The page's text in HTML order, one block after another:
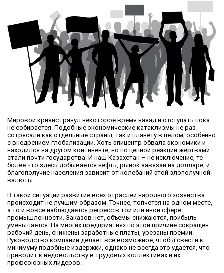
Мировой кризис грянул некоторое время назад и отступать пока
не собирается. Подобные экономические катаклизмы не раз
сотрясали как отдельные страны, так и планету в целом, особенно
с внедрением глобализации. Хоть эпицентр обвала экономики и
находился на другом континенте, но по цепной реакции жертвами
стали почти государства. И наш Казахстан – не исключение, те
более что здесь добывается нефть, рынок завязан на долларе, и
благополучие населения зависит от колебаний этой злополучной
валюты.
В такой ситуации развитие всех отраслей народного хозяйства
происходит не лучшим образом. Точнее, топчется на одном месте,
а то и вовсе наблюдается регресс в той или иной сфере
промышленности. Заказов нет, объемы снижаются, прибыль
уменьшается. На многих предприятиях по этой причине сокращен
рабочий день, снижены заработные платы, урезаны премии.
Руководство компаний делает все возможное, чтобы свести к
минимуму подобные издержки, однако не всегда это удается, что
приводит к недовольству в трудовых коллективах и их
профсоюзных лидеров.